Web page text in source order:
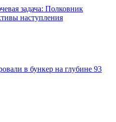
задача: Полковник
наступления
в бункер на глубине 93